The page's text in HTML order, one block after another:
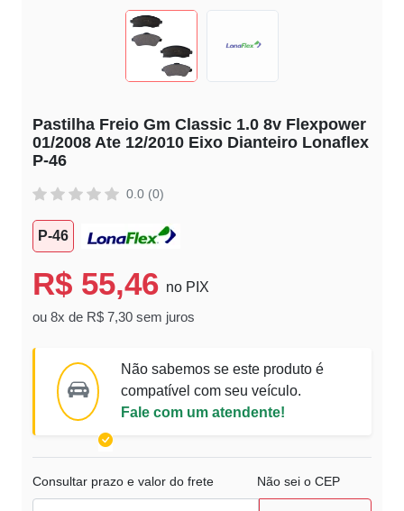
Pastilha Freio Gm Classic 1.0 8v Flexpower
01/2008 Ate 12/2010 Eixo Dianteiro Lonaflex
P-46
0.0 (0)
P-46
R$ 55,46 no PIX
ou 8x de R$ 7,30 sem juros
Não sabemos se este produto é
compatível com seu veículo.
Fale com um atendente!
Consultar prazo e valor do frete Não sei o CEP